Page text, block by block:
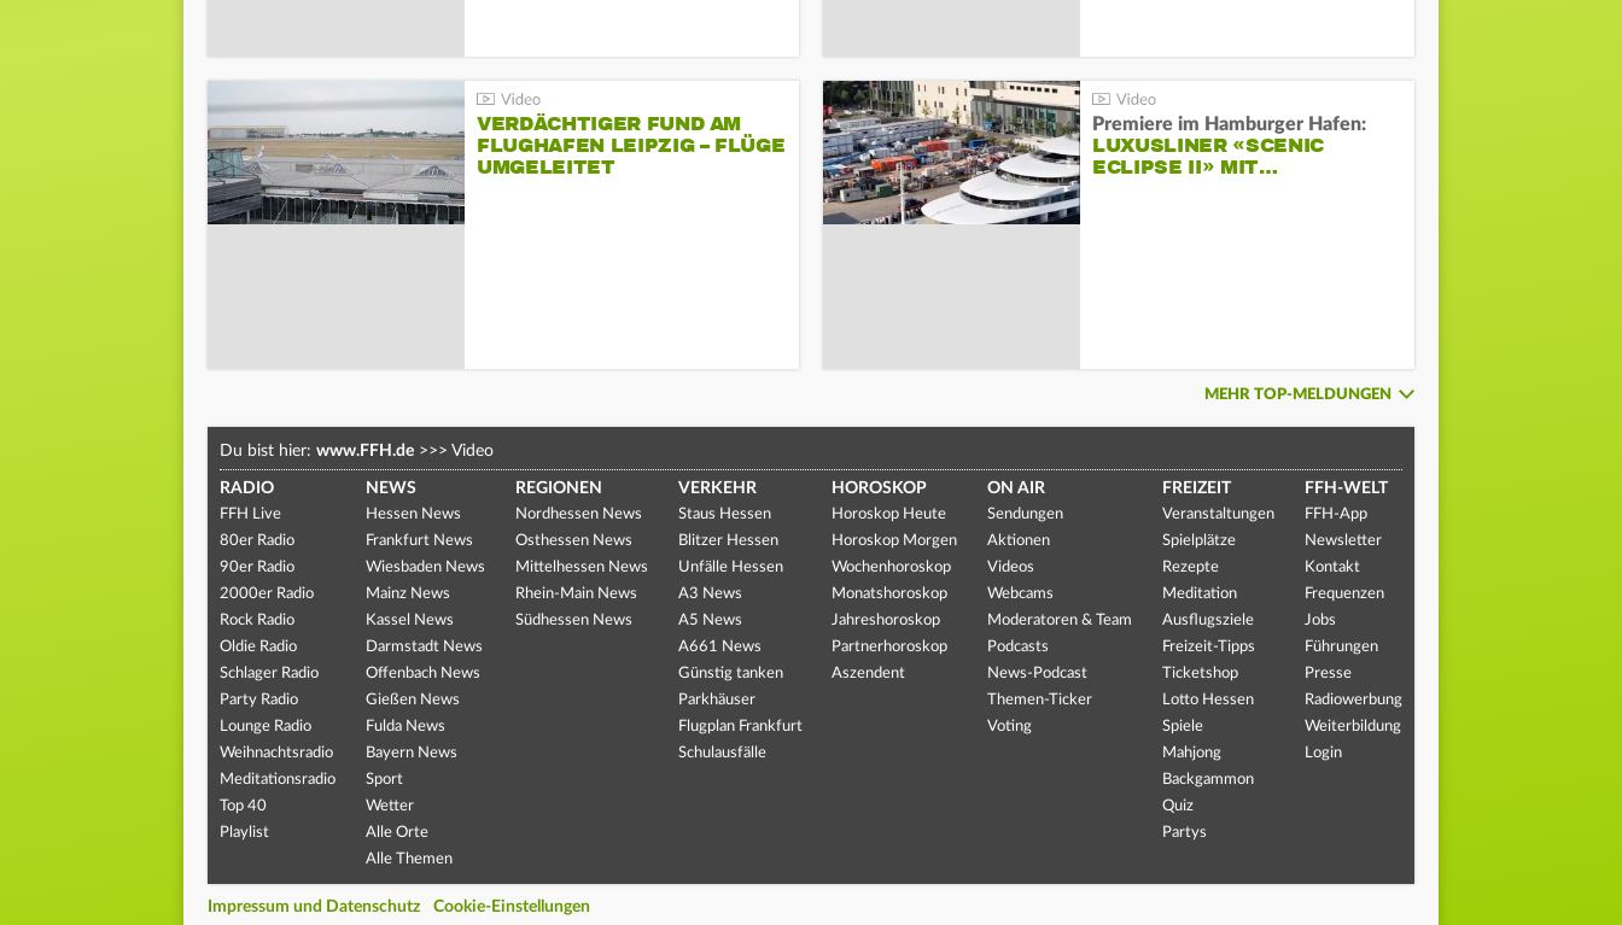
VERDÄCHTIGER FUND AM
FLUGHAFEN LEIPZIG – FLÜGE
UMGELEITET
Premiere im Hamburger Hafen:
LUXUSLINER «SCENIC
ECLIPSE II» MIT…
MEHR TOP-MELDUNGEN
Du bist hier: www.FFH.de >>> Video
RADIO
FFH Live
80er Radio
90er Radio
2000er Radio
Rock Radio
Oldie Radio
Schlager Radio
Party Radio
Lounge Radio
Weihnachtsradio
Meditationsradio
Top 40
Playlist
NEWS
Hessen News
Frankfurt News
Wiesbaden News
Mainz News
Kassel News
Darmstadt News
Offenbach News
Gießen News
Fulda News
Bayern News
Sport
Wetter
Alle Orte
Alle Themen
REGIONEN
Nordhessen News
Osthessen News
Mittelhessen News
Rhein-Main News
Südhessen News
VERKEHR
Staus Hessen
Blitzer Hessen
Unfälle Hessen
A3 News
A5 News
A661 News
Günstig tanken
Parkhäuser
Flugplan Frankfurt
Schulausfälle
HOROSKOP
Horoskop Heute
Horoskop Morgen
Wochenhoroskop
Monatshoroskop
Jahreshoroskop
Partnerhoroskop
Aszendent
ON AIR
Sendungen
Aktionen
Videos
Webcams
Moderatoren & Team
Podcasts
News-Podcast
Themen-Ticker
Voting
FREIZEIT
Veranstaltungen
Spielplätze
Rezepte
Meditation
Ausflugsziele
Freizeit-Tipps
Ticketshop
Lotto Hessen
Spiele
Mahjong
Backgammon
Quiz
Partys
FFH-WELT
FFH-App
Newsletter
Kontakt
Frequenzen
Jobs
Führungen
Presse
Radiowerbung
Weiterbildung
Login
Impressum und Datenschutz Cookie-Einstellungen